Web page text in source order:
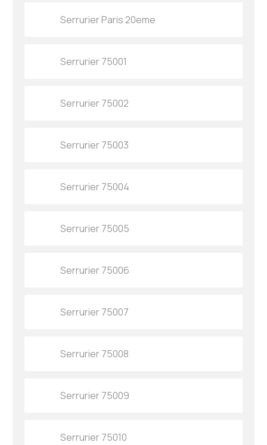
Serrurier Paris 20eme
Serrurier 75001
Serrurier 75002
Serrurier 75003
Serrurier 75004
Serrurier 75005
Serrurier 75006
Serrurier 75007
Serrurier 75008
Serrurier 75009
Serrurier 75010